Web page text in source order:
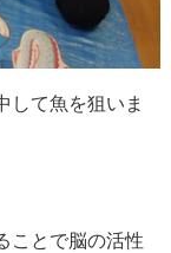
して魚を狙いま
ことで脳の活性